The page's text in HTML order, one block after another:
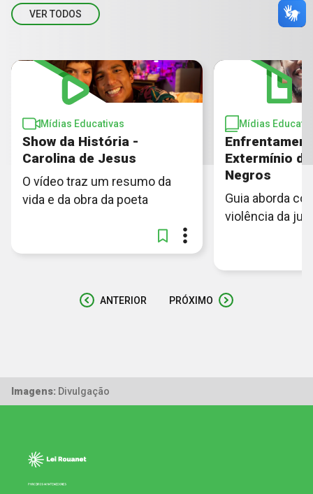
VER TODOS
Mídias Educativas
Show da História -
Carolina de Jesus
O vídeo traz um resumo da
vida e da obra da poeta
Mídias
Extermínio
Negros
Guia aborda
violência da
ANTERIOR PRÓXIMO
Imagens: Divulgação